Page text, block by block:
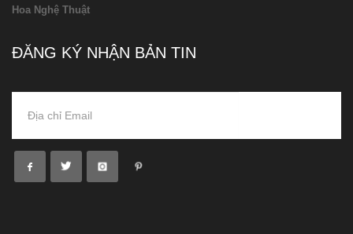
Hoa Nghệ Thuật
ĐĂNG KÝ NHẬN BẢN TIN